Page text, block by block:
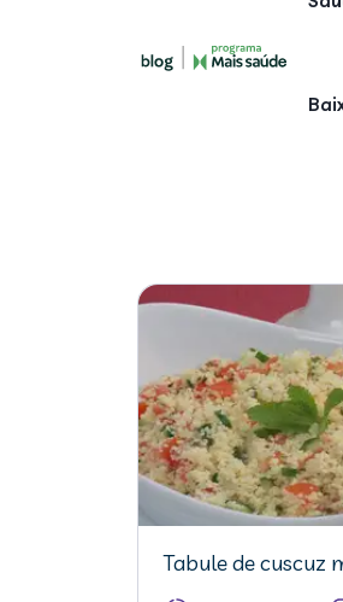
Tabule de cuscuz